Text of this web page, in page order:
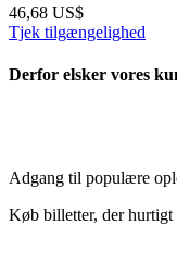
46,68 US$
Tjek tilgængelighed
Derfor elsker vores
Adgang til populære
Køb billetter, der